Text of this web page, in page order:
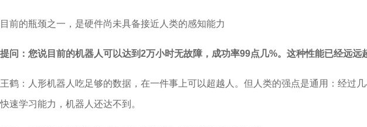
目前的瓶颈之一，是硬件尚未具备接近人类的感知能力
提问：您说目前的机器人可以达到2万小时无故障，成功率99点几%。这种性能已经远
王鹤：人形机器人吃足够的数据，在一件事上可以超越人。但人类的强点是通用：经过
快速学习能力，机器人还达不到。